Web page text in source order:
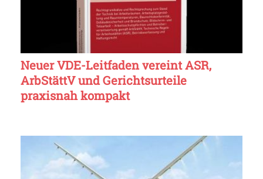
Neuer VDE-Leitfaden vereint ASR,
ArbStättV und Gerichtsurteile
praxisnah kompakt